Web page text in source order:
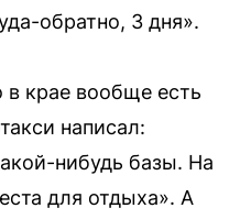
обратно, 3 дня».
в крае вообще есть
написал:
нибудь базы. На
для отдыха». А